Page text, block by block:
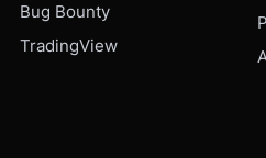
Bug Bounty
TradingView